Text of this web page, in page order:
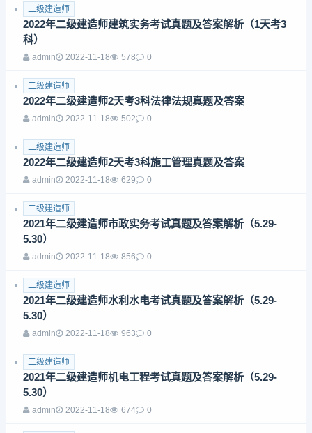
二级建造师
2022年二级建造师建筑实务考试真题及答案解析（1天考3
科）
admin 2022-11-18 578 0
二级建造师
2022年二级建造师2天考3科法律法规真题及答案
admin 2022-11-18 502 0
二级建造师
2022年二级建造师2天考3科施工管理真题及答案
admin 2022-11-18 629 0
二级建造师
2021年二级建造师市政实务考试真题及答案解析（5.29-
5.30）
admin 2022-11-18 856 0
二级建造师
2021年二级建造师水利水电考试真题及答案解析（5.29-
5.30）
admin 2022-11-18 963 0
二级建造师
2021年二级建造师机电工程考试真题及答案解析（5.29-
5.30）
admin 2022-11-18 674 0